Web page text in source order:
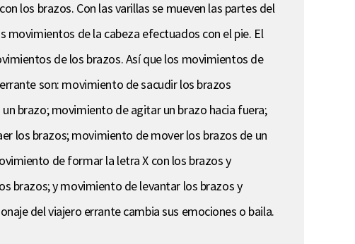
los brazos. Con las varillas se mueven las partes del
de la cabeza efectuados con el pie. El
de los brazos. Así que los movimientos de
son: movimiento de sacudir los brazos
brazo; movimiento de agitar un brazo hacia fuera;
los brazos; movimiento de mover los brazos de un
de formar la letra X con los brazos y
brazos; y movimiento de levantar los brazos y
del viajero errante cambia sus emociones o baila.